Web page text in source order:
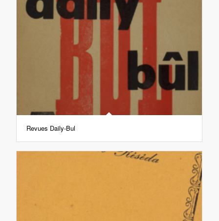
Revues Daily-Bul